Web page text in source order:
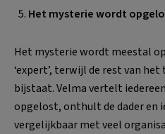
Het mysterie wordt
Het mysterie wordt meestal
‘expert’, terwijl de rest van
bijstaat. Velma vertelt
opgelost, onthult de dader en
vergelijkbaar met veel